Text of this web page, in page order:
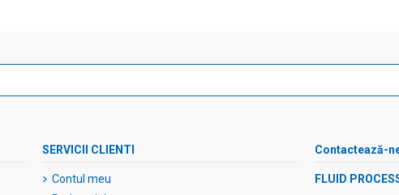
SERVICII CLIENTI
Contul meu
Contactează-
FLUID